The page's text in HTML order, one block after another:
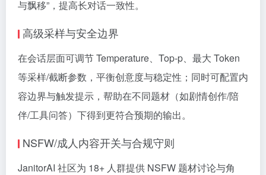
与飘移”，提高长对话一致性。
高级采样与安全边界
在会话层面可调节 Temperature、Top-p、最大 Token
等采样/截断参数，平衡创意度与稳定性；同时可配置内
容边界与触发提示，帮助在不同题材（如剧情创作/陪
伴/工具问答）下得到更符合预期的输出。
NSFW/成人内容开关与合规守则
JanitorAI 社区为 18+ 人群提供 NSFW 题材讨论与角